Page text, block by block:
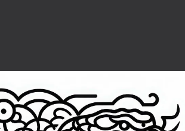
av en kinesisk og japansk
– gratis nedlasting
fra de kinesiske og japanske stjernetegnene.